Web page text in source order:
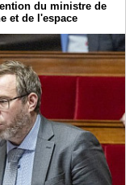
du ministre de
et de l'espace